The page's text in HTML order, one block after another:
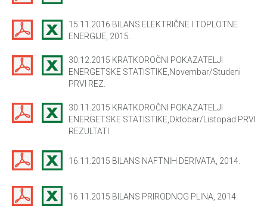
15.11.2016 BILANS ELEKTRIČNE I TOPLOTNE
ENERGIJE, 2015.
30.12.2015 KRATKOROČNI POKAZATELJI
ENERGETSKE STATISTIKE,Novembar/Studeni
PRVI REZ.
30.11.2015 KRATKOROČNI POKAZATELJI
ENERGETSKE STATISTIKE,Oktobar/Listopad PRVI
REZULTATI
16.11.2015 BILANS NAFTNIH DERIVATA, 2014.
16.11.2015 BILANS PRIRODNOG PLINA, 2014.